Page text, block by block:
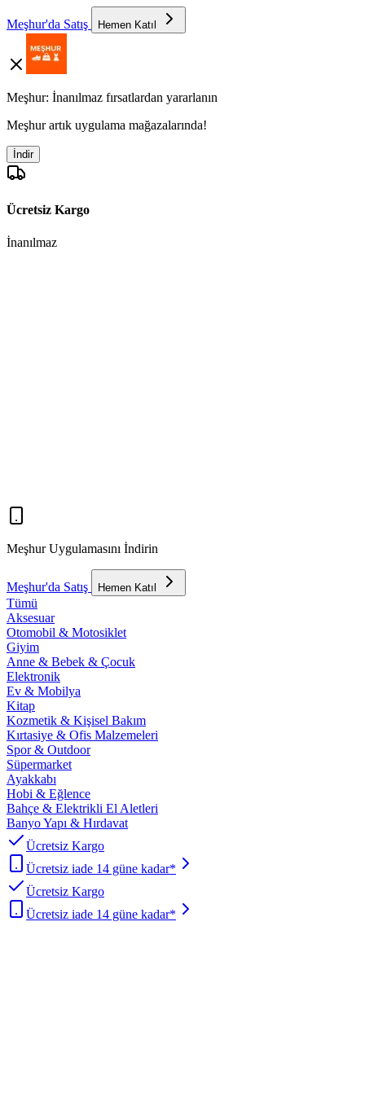
Meşhur'da Satış Hemen Katıl
Meşhur: İnanılmaz fırsatlardan yararlanın
Meşhur artık uygulama mağazalarında!
İndir
Ücretsiz Kargo
İnanılmaz
Meşhur Uygulamasını İndirin
Meşhur'da Satış Hemen Katıl
Tümü
Aksesuar
Otomobil & Motosiklet
Giyim
Anne & Bebek & Çocuk
Elektronik
Ev & Mobilya
Kitap
Kozmetik & Kişisel Bakım
Kırtasiye & Ofis Malzemeleri
Spor & Outdoor
Süpermarket
Ayakkabı
Hobi & Eğlence
Bahçe & Elektrikli El Aletleri
Banyo Yapı & Hırdavat
Ücretsiz Kargo
Ücretsiz iade 14 güne kadar*
Ücretsiz Kargo
Ücretsiz iade 14 güne kadar*